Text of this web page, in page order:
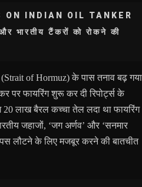
ON INDIAN OIL TANKER
और भारतीय टैंकरों को रोकने की
of Hormuz) के पास तनाव बढ़ गया
पर फायरिंग शुरू कर दी रिपोर्ट्स के
लाख बैरल कच्चा तेल लदा था फायरिंग
जहाजों, ‘जग अर्णव’ और ‘सनमार
लौटने के लिए मजबूर करने की बातचीत